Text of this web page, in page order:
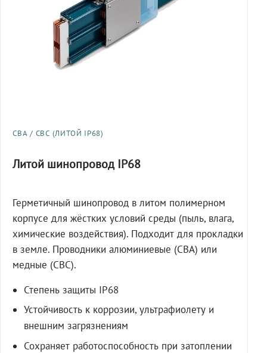
СВА / СВС (ЛИТОЙ IP68)
Литой шинопровод IP68
Герметичный шинопровод в литом полимерном
корпусе для жёстких условий среды (пыль, влага,
химические воздействия). Подходит для прокладки
в земле. Проводники алюминиевые (СВА) или
медные (СВС).
Степень защиты IP68
Устойчивость к коррозии, ультрафиолету и
внешним загрязнениям
Сохраняет работоспособность при затоплении